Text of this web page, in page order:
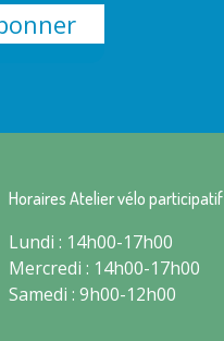
Horaires Atelier vélo participatif
Lundi : 14h00-17h00
Mercredi : 14h00-17h00
Samedi : 9h00-12h00